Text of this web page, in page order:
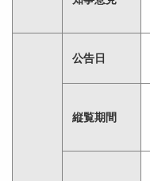
公告日
縦覧期間